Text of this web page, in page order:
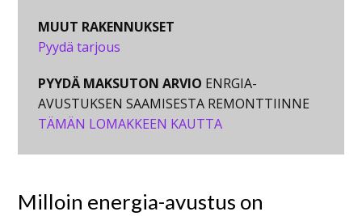
MUUT RAKENNUKSET
Pyydä tarjous
PYYDÄ MAKSUTON ARVIO ENRGIA-
AVUSTUKSEN SAAMISESTA REMONTTIINNE
TÄMÄN LOMAKKEEN KAUTTA
Milloin energia-avustus on